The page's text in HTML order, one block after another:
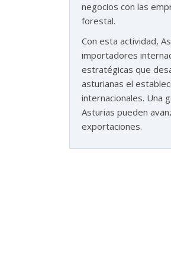
negocios con las
forestal.
Con esta actividad,
importadores
estratégicas que
asturianas el
internacionales. Una
Asturias pueden
exportaciones.